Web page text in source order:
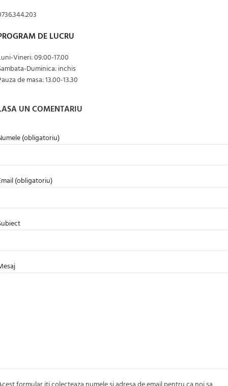
DE LUCRU
Vineri: 09:00-17.00
Duminica: inchis
de masa: 13.00-13.30
UN COMENTARIU
(obligatoriu)
(obligatoriu)